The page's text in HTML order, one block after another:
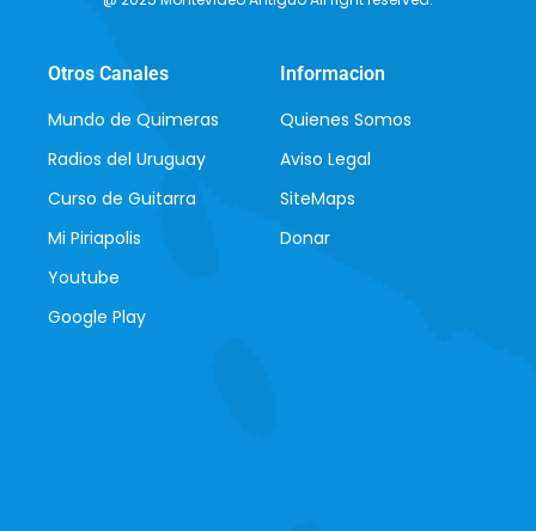
Otros Canales
Mundo de Quimeras
Radios del Uruguay
Curso de Guitarra
Mi Piriapolis
Youtube
Google Play
Informacion
Quienes Somos
Aviso Legal
SiteMaps
Donar